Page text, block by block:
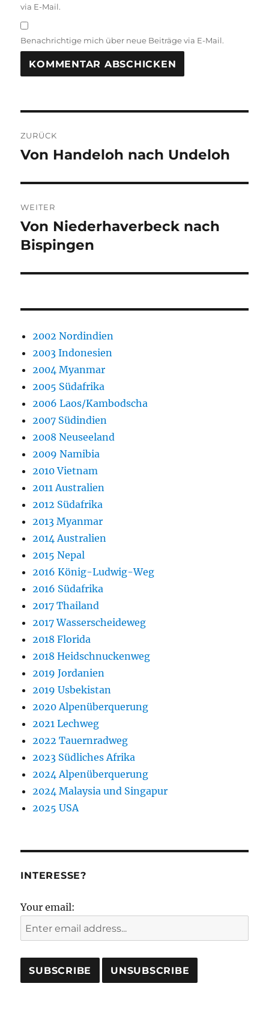
via E-Mail.
Benachrichtige mich über neue Beiträge via E-Mail.
ZURÜCK
Vorheriger
Von Handeloh nach Undeloh
WEITER
Nächster
Beitrag:
Von Niederhaverbeck nach
Bispingen
2002 Nordindien
2003 Indonesien
2004 Myanmar
2005 Südafrika
2006 Laos/Kambodscha
2007 Südindien
2008 Neuseeland
2009 Namibia
2010 Vietnam
2011 Australien
2012 Südafrika
2013 Myanmar
2014 Australien
2015 Nepal
2016 König-Ludwig-Weg
2016 Südafrika
2017 Thailand
2017 Wasserscheideweg
2018 Florida
2018 Heidschnuckenweg
2019 Jordanien
2019 Usbekistan
2020 Alpenüberquerung
2021 Lechweg
2022 Tauernradweg
2023 Südliches Afrika
2024 Alpenüberquerung
2024 Malaysia und Singapur
2025 USA
INTERESSE?
Your email: